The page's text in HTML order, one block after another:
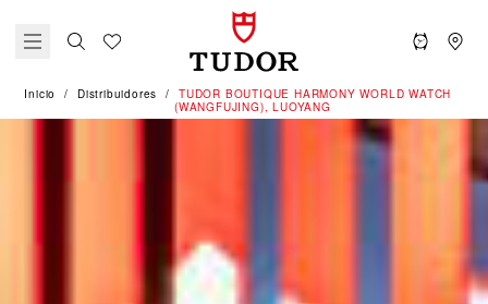
Inicio Distribuidores
‭TUDOR BOUTIQUE HARMONY WORLD WATCH
(WANGFUJING), LUOYANG‬